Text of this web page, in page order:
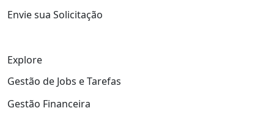
Envie sua Solicitação
Explore
Gestão de Jobs e Tarefas
Gestão Financeira